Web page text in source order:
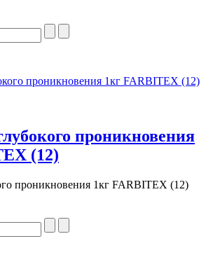
проникновения
(12)
проникновения 1кг FARBITEX (12)